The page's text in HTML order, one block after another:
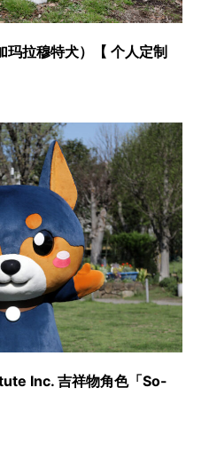
玛拉穆特犬）【 个人定制
Inc. 吉祥物角色「So-